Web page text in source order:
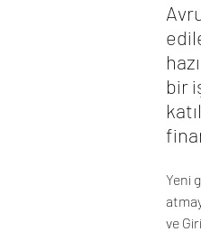
bir
Yeni
ve